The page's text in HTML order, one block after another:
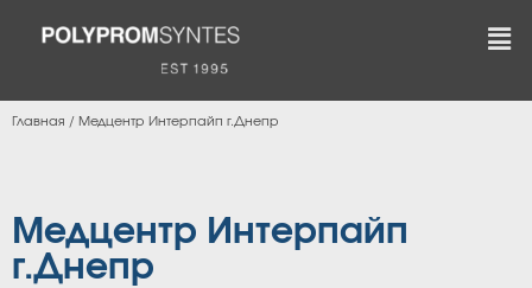
Главная / Медцентр Интерпайп г.Днепр
Медцентр Интерпайп
г.Днепр